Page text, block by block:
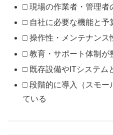
□ 現場の作業者・管理者
□ 自社に必要な機能と予
□ 操作性・メンテナンス
□ 教育・サポート体制が
□ 既存設備やITシステム
□ 段階的に導入（スモー
ている